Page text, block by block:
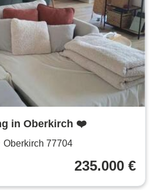
in Oberkirch ❤️
Oberkirch 77704
235.000 €